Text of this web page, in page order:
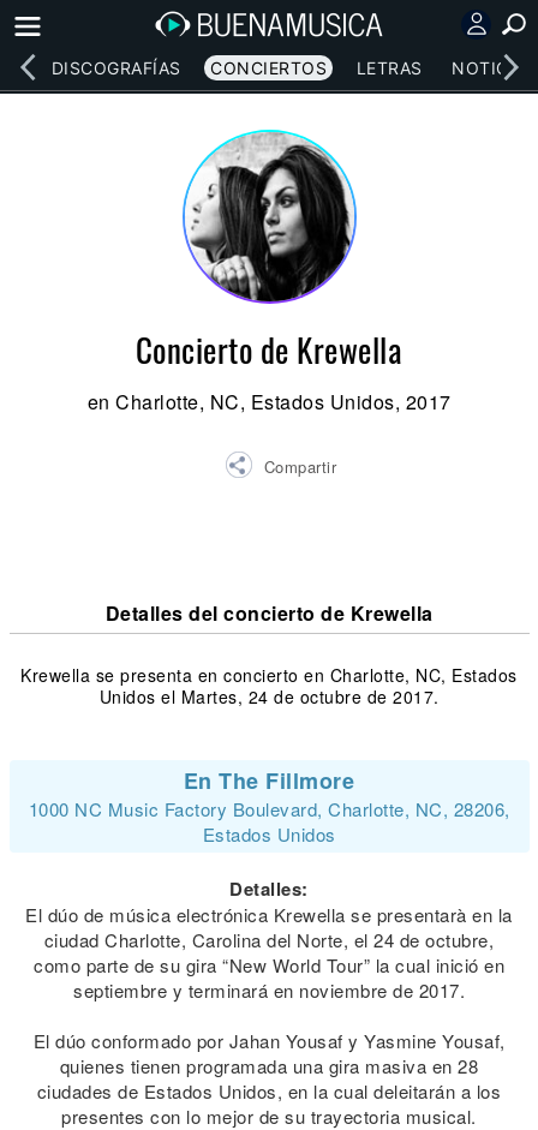
DISCOGRAFÍAS CONCIERTOS LETRAS NOTICIAS
Concierto de Krewella
en Charlotte, NC, Estados Unidos, 2017
Compartir
Detalles del concierto de Krewella
Krewella se presenta en concierto en Charlotte, NC, Estados
Unidos el Martes, 24 de octubre de 2017.
En The Fillmore
1000 NC Music Factory Boulevard, Charlotte, NC, 28206,
Estados Unidos
Detalles:
El dúo de música electrónica Krewella se presentarà en la
ciudad Charlotte, Carolina del Norte, el 24 de octubre,
como parte de su gira “New World Tour” la cual inició en
septiembre y terminará en noviembre de 2017.
El dúo conformado por Jahan Yousaf y Yasmine Yousaf,
quienes tienen programada una gira masiva en 28
ciudades de Estados Unidos, en la cual deleitarán a los
presentes con lo mejor de su trayectoria musical.